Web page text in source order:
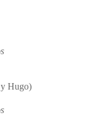
Hugo)